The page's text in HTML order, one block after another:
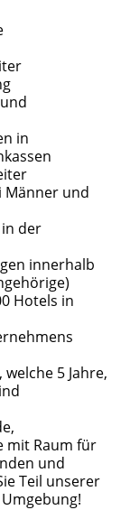
in
Männer und
der
innerhalb
Hotels in
5 Jahre,
mit Raum für
und
Teil unserer